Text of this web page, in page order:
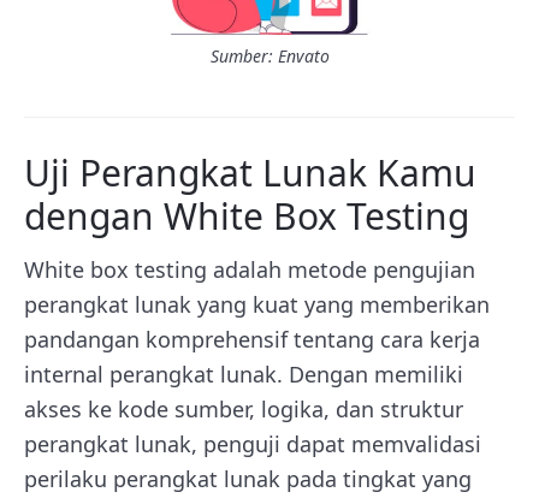
Sumber: Envato
Uji Perangkat Lunak Kamu
dengan White Box Testing
White box testing adalah metode pengujian
perangkat lunak yang kuat yang memberikan
pandangan komprehensif tentang cara kerja
internal perangkat lunak. Dengan memiliki
akses ke kode sumber, logika, dan struktur
perangkat lunak, penguji dapat memvalidasi
perilaku perangkat lunak pada tingkat yang